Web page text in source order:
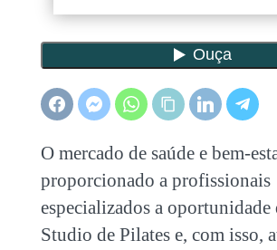
O mercado de saúde e bem-
proporcionado a profissionais
especializados a oportunidade
Studio de Pilatese, com isso,